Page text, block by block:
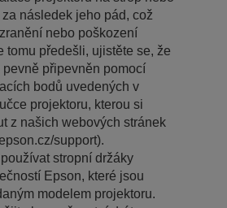
následek jeho pád, což
nebo poškození
tomu předešli, ujistěte se, že
pevně připevněn pomocí
bodů uvedených v
projektoru, kterou si
z našich webových stránek
support).
stropní držáky
Epson, které jsou
modelem projektoru.